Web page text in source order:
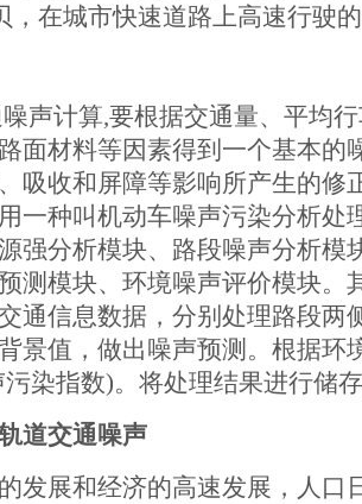
，在城市快速道路上高速行驶
计算,要根据交通量、平均行
面材料等因素得到一个基本的
吸收和屏障等影响所产生的修
一种叫机动车噪声污染分析处
强分析模块、路段噪声分析模
测模块、环境噪声评价模块。
通信息数据，分别处理路段两
景值，做出噪声预测。根据环
染指数)。将处理结果进行储
交通噪声
展和经济的高速发展，人口